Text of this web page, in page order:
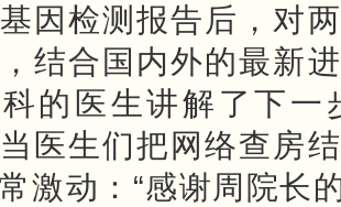
因检测报告后，对
结合国内外的最新
的医生讲解了下
医生们把网络查房
激动：“感谢周院长